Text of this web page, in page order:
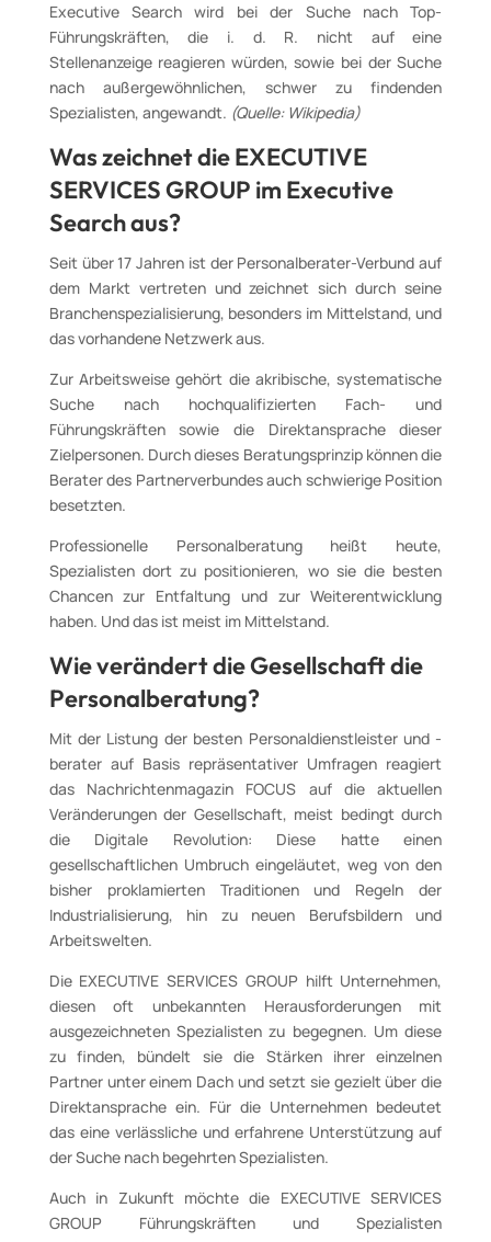
Executive Search wird bei der Suche nach Top-
Führungskräften, die i. d. R. nicht auf eine
Stellenanzeige reagieren würden, sowie bei der Suche
nach außergewöhnlichen, schwer zu findenden
Spezialisten, angewandt. (Quelle: Wikipedia)
Was zeichnet die EXECUTIVE
SERVICES GROUP im Executive
Search aus?
Seit über 17 Jahren ist der Personalberater-Verbund auf
dem Markt vertreten und zeichnet sich durch seine
Branchenspezialisierung, besonders im Mittelstand, und
das vorhandene Netzwerk aus.
Zur Arbeitsweise gehört die akribische, systematische
Suche nach hochqualifizierten Fach- und
Führungskräften sowie die Direktansprache dieser
Zielpersonen. Durch dieses Beratungsprinzip können die
Berater des Partnerverbundes auch schwierige Position
besetzten.
Professionelle Personalberatung heißt heute,
Spezialisten dort zu positionieren, wo sie die besten
Chancen zur Entfaltung und zur Weiterentwicklung
haben. Und das ist meist im Mittelstand.
Wie verändert die Gesellschaft die
Personalberatung?
Mit der Listung der besten Personaldienstleister und -
berater auf Basis repräsentativer Umfragen reagiert
das Nachrichtenmagazin FOCUS auf die aktuellen
Veränderungen der Gesellschaft, meist bedingt durch
die Digitale Revolution: Diese hatte einen
gesellschaftlichen Umbruch eingeläutet, weg von den
bisher proklamierten Traditionen und Regeln der
Industrialisierung, hin zu neuen Berufsbildern und
Arbeitswelten.
Die EXECUTIVE SERVICES GROUP hilft Unternehmen,
diesen oft unbekannten Herausforderungen mit
ausgezeichneten Spezialisten zu begegnen. Um diese
zu finden, bündelt sie die Stärken ihrer einzelnen
Partner unter einem Dach und setzt sie gezielt über die
Direktansprache ein. Für die Unternehmen bedeutet
das eine verlässliche und erfahrene Unterstützung auf
der Suche nach begehrten Spezialisten.
Auch in Zukunft möchte die EXECUTIVE SERVICES
GROUP Führungskräften und Spezialisten